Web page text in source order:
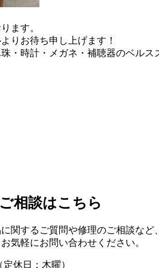
ます。
りお待ち申し上げます！
・時計・メガネ・補聴器のベルス
相談はこちら
関するご質問や修理のご相談など
気軽にお問い合わせください。
定休日： 木曜）